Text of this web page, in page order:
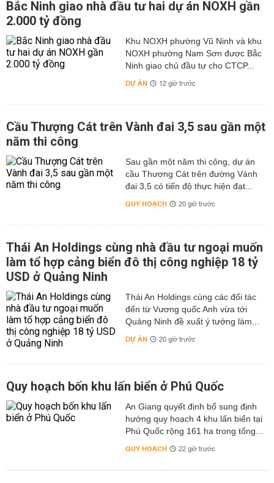
Bắc Ninh giao nhà đầu tư hai dự án NOXH gần
2.000 tỷ đồng
Khu NOXH phường Vũ Ninh và khu
NOXH phường Nam Sơn được Bắc
Ninh giao chủ đầu tư cho CTCP...
DỰ ÁN 12 giờ trước
Cầu Thượng Cát trên Vành đai 3,5 sau gần một
năm thi công
Sau gần một năm thi công, dự án
cầu Thượng Cát trên đường Vành
đai 3,5 có tiến độ thực hiện đạt...
QUY HOẠCH 20 giờ trước
Thái An Holdings cùng nhà đầu tư ngoại muốn
làm tổ hợp cảng biển đô thị công nghiệp 18 tỷ
USD ở Quảng Ninh
Thái An Holdings cùng các đối tác
đến từ Vương quốc Anh vừa tới
Quảng Ninh đề xuất ý tưởng làm...
DỰ ÁN 20 giờ trước
Quy hoạch bốn khu lấn biển ở Phú Quốc
An Giang quyết định bổ sung định
hướng quy hoạch 4 khu lấn biển tại
Phú Quốc rộng 161 ha trong tổng...
QUY HOẠCH 22 giờ trước